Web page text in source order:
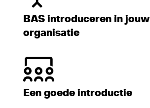
BAS introduceren in jouw
organisatie
Een goede introductie